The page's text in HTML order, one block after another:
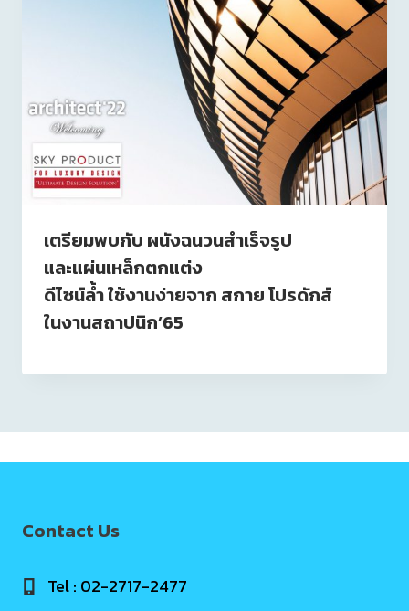
เตรียมพบกับ ผนังฉนวนสำเร็จรูป
และแผ่นเหล็กตกแต่ง
ดีไซน์ล้ำ ใช้งานง่ายจาก สกาย โปรดักส์
ในงานสถาปนิก’65
Contact Us
Tel : 02-2717-2477